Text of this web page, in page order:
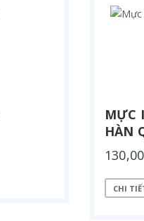
MỰC
HÀN
CHI